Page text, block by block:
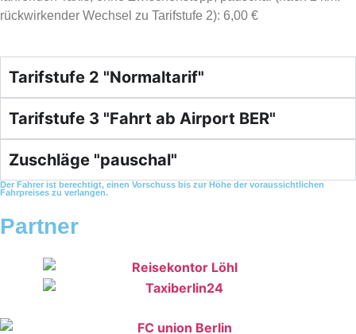
rückwirkender Wechsel zu Tarifstufe 2): 6,00 €
Tarifstufe 2 "Normaltarif"
Tarifstufe 3 "Fahrt ab Airport BER"
Zuschläge "pauschal"
Der Fahrer ist berechtigt, einen Vorschuss bis zur Höhe der voraussichtlichen
Fahrpreises zu verlangen.
Partner